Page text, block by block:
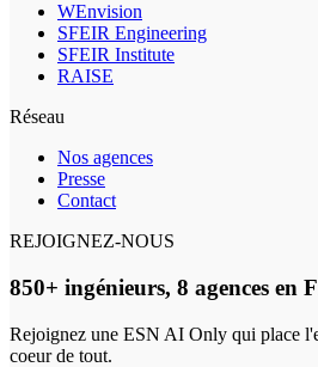
WEnvision
SFEIR Engineering
SFEIR Institute
RAISE
Réseau
Nos agences
Presse
Contact
REJOIGNEZ-NOUS
850+ ingénieurs, 8 agences en
Rejoignez une ESN AI Only qui place
coeur de tout.